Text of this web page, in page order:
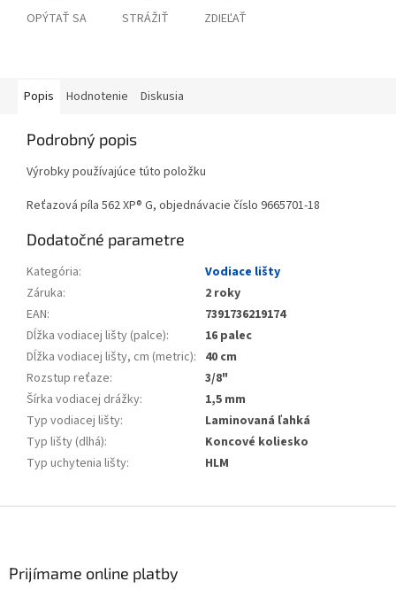
OPÝTAŤ SA STRÁŽIŤ ZDIEĽAŤ
Popis Hodnotenie Diskusia
Podrobný popis
Výrobky používajúce túto položku
Reťazová píla 562 XP® G, objednávacie číslo 9665701-18
Dodatočné parametre
Kategória:
Vodiace lišty
Záruka:
2 roky
EAN:
7391736219174
Dĺžka vodiacej lišty (palce):
16 palec
Dĺžka vodiacej lišty, cm (metric): 40 cm
Rozstup reťaze:
3/8"
Šírka vodiacej drážky:
1,5 mm
Typ vodiacej lišty:
Laminovaná ľahká
Typ lišty (dlhá):
Koncové koliesko
Typ uchytenia lišty: HLM
Prijímame online platby